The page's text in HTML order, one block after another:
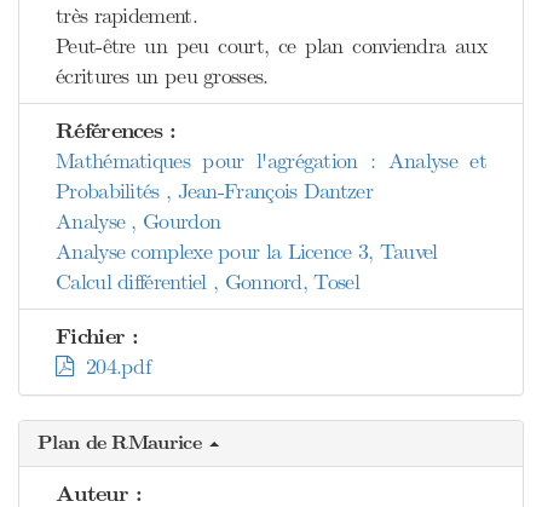
très rapidement.
Peut-être un peu court, ce plan conviendra aux
écritures un peu grosses.
Références :
Mathématiques pour l'agrégation : Analyse et
Probabilités , Jean-François Dantzer
Analyse , Gourdon
Analyse complexe pour la Licence 3, Tauvel
Calcul différentiel , Gonnord, Tosel
Fichier :
204.pdf
Plan de RMaurice
Auteur :